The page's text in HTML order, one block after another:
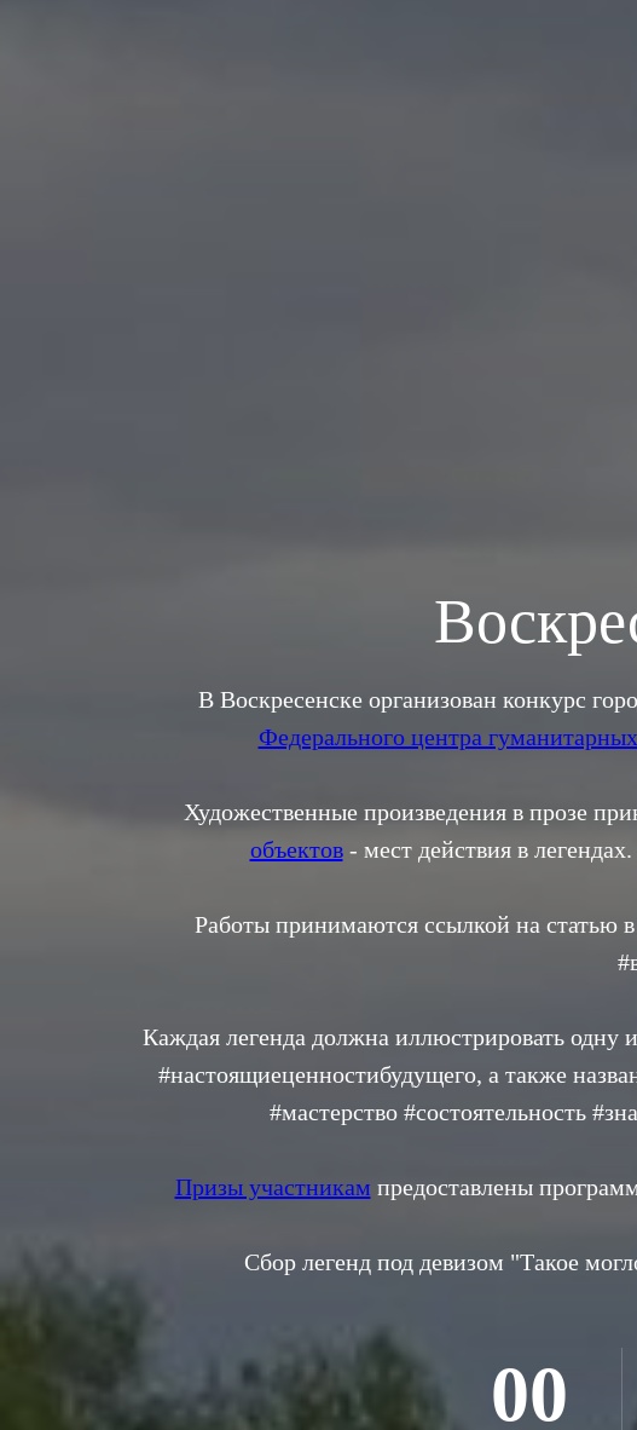
В Воскресенске организован конкурс
Федерального центра
Художественные произведения в прозе
объектов- мест действия в
Работы принимаются ссылкой на статью
Каждая легенда должна иллюстрировать одну
#настоящиеценностибудущего, а также
#мастерство #состоятельность
Призы участникам предоставлены
Сбор легенд под девизом "Такое
00